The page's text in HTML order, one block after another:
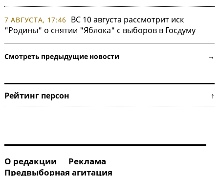
7 АВГУСТА, 17:46
ВС 10 августа рассмотрит иск
"Родины" о снятии "Яблока" с выборов в Госдуму
Смотреть предыдущие новости →
Рейтинг персон ↑
О редакции
Реклама
Предвыборная агитация